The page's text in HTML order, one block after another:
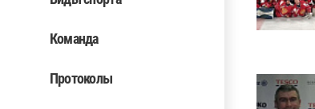
Команда
Протоколы